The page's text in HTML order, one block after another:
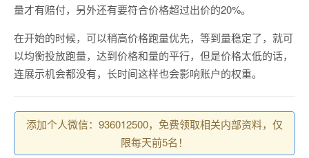
量才有赔付，另外还有要符合价格超过出价的20%。
在开始的时候，可以稍高价格跑量优先，等到量稳定了，就可
以均衡投放跑量，达到价格和量的平行，但是价格太低的话，
连展示机会都没有，长时间这样也会影响账户的权重。
添加个人微信：936012500，免费领取相关内部资料，仅
限每天前5名！